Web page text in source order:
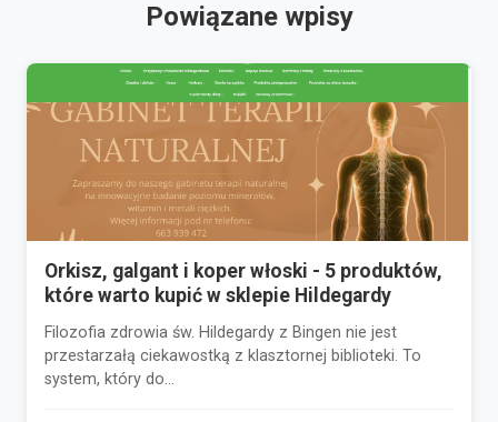
Powiązane wpisy
Orkisz, galgant i koper włoski - 5 produktów,
które warto kupić w sklepie Hildegardy
Filozofia zdrowia św. Hildegardy z Bingen nie jest
przestarzałą ciekawostką z klasztornej biblioteki. To
system, który do...